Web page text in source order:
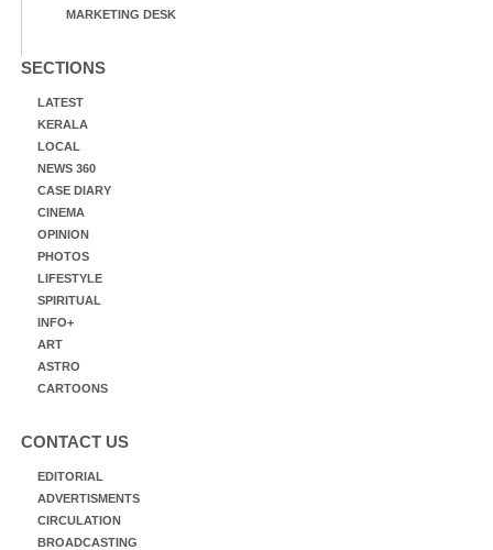
MARKETING DESK
SECTIONS
LATEST
KERALA
LOCAL
NEWS 360
CASE DIARY
CINEMA
OPINION
PHOTOS
LIFESTYLE
SPIRITUAL
INFO+
ART
ASTRO
CARTOONS
CONTACT US
EDITORIAL
ADVERTISMENTS
CIRCULATION
BROADCASTING